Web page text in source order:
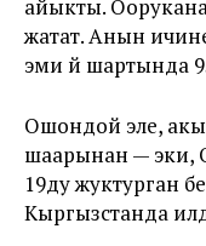
айыкты.
жатат. Анын
эми үй шартында
Ошондой эле,
шаарынан — эки,
19ду жуктурган
Кыргызстанда